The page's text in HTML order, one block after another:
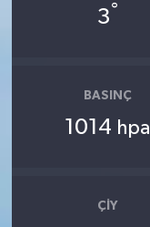
3°
BASINÇ
1014 hpa
ÇIY